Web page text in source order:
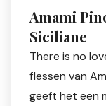
Amami
Siciliane
There is no
flessen van
geeft het een